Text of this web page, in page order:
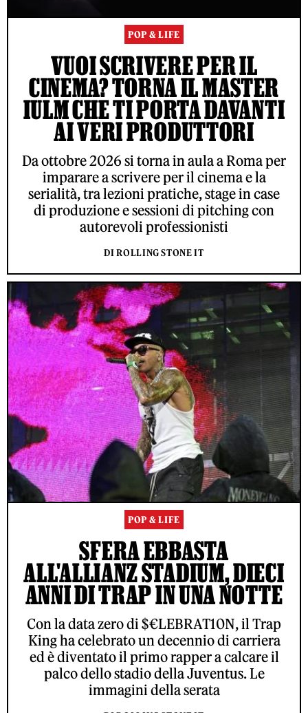
POP & LIFE
VUOI SCRIVERE PER IL
CINEMA? TORNA IL MASTER
IULM CHE TI PORTA DAVANTI
AI VERI PRODUTTORI
Da ottobre 2026 si torna in aula a Roma per
imparare a scrivere per il cinema e la
serialità, tra lezioni pratiche, stage in case
di produzione e sessioni di pitching con
autorevoli professionisti
DI ROLLING STONE IT
POP & LIFE
SFERA EBBASTA
ALL'ALLIANZ STADIUM, DIECI
ANNI DI TRAP IN UNA NOTTE
Con la data zero di $€LEBRAT10N, il Trap
King ha celebrato un decennio di carriera
ed è diventato il primo rapper a calcare il
palco dello stadio della Juventus. Le
immagini della serata